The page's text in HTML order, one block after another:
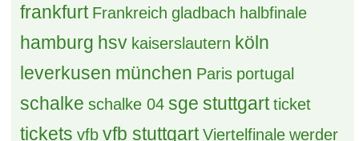
frankfurt Frankreich gladbach halbfinale
hamburg hsv kaiserslautern köln
leverkusen münchen Paris portugal
schalke schalke 04 sge stuttgart ticket
tickets vfb vfb stuttgart Viertelfinale werder